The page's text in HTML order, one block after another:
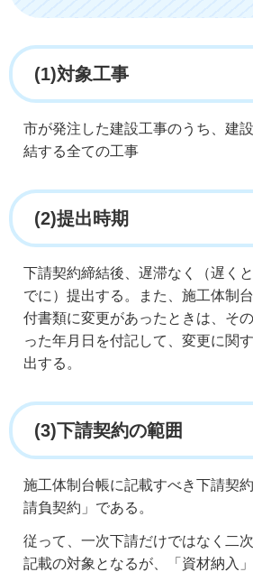
(1)対象工事
市が発注した建設工事のうち、建
結する全ての工事
(2)提出時期
下請契約締結後、遅滞なく（遅く
でに）提出する。また、施工体制
付書類に変更があったときは、そ
った年月日を付記して、変更に関
出する。
(3)下請契約の範囲
施工体制台帳に記載すべき下請契
請負契約」である。
従って、一次下請だけではなく二
記載の対象となるが、「資材納入